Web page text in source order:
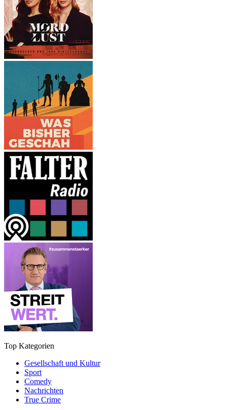
Top Kategorien
Gesellschaft und Kultur
Sport
Comedy
Nachrichten
True Crime